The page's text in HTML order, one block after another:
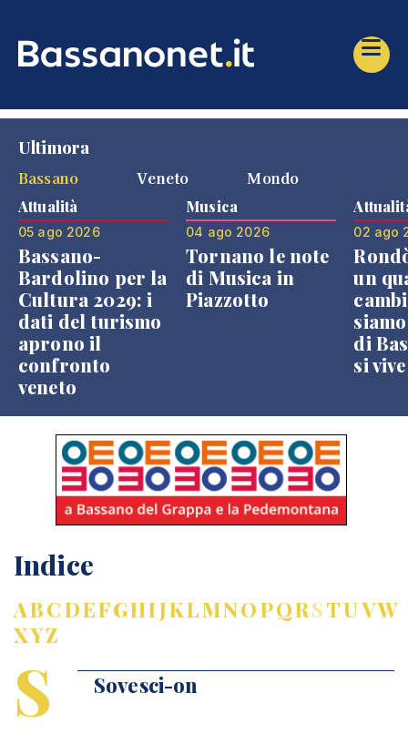
Ultimora
Bassano
Veneto Mondo
Attualità
05 ago 2026
Bassano-
Bardolino per la
Cultura 2029: i
dati del turismo
aprono il
confronto
veneto
Musica
04 ago 2026
Tornano le note
di Musica in
Piazzotto
02 ago
un
di
si
Indice
ABCDEFGHIJKLMNOPQRSTUVW
XYZ
S Sovesci-on